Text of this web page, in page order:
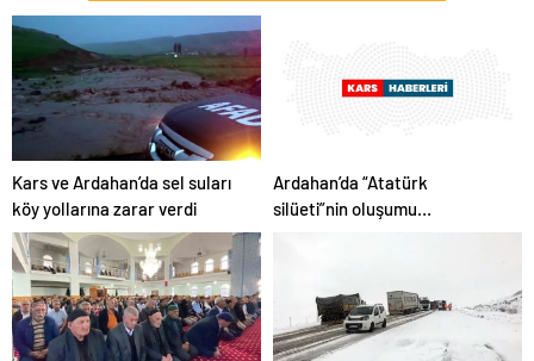
Kars ve Ardahan’da sel suları
köy yollarına zarar verdi
Ardahan’da “Atatürk
silüeti”nin oluşumu